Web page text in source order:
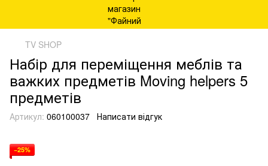
TV SHOP
Набір для переміщення меблів та
важких предметів Moving helpers 5
предметів
Артикул: 060100037 Написати відгук
−25%